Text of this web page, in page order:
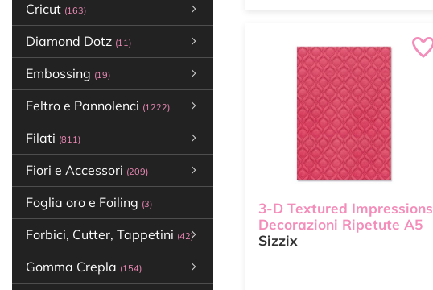
Cricut (163)
Diamond Dotz (11)
Embossing (19)
Feltro e Pannolenci (1222)
Filati (811)
Fiori e Accessori (209)
Foglia oro e Foiling (3)
Forbici, Cutter, Tappetini (42)
Gomma Crepla (154)
3-D Textured Impressions
Decorazioni Ripetute A5
Sizzix